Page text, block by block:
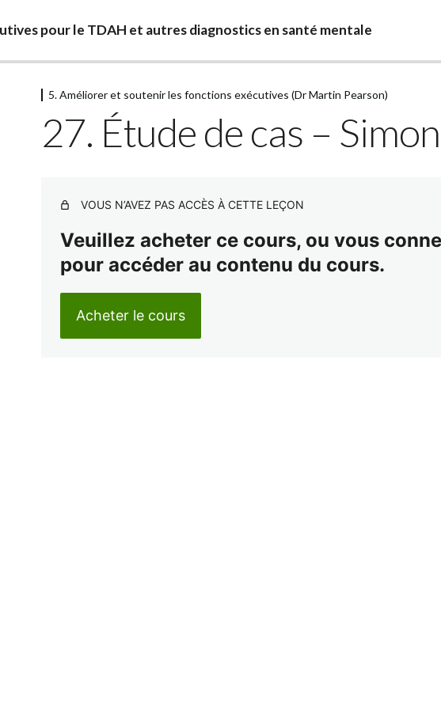
pour le TDAH et autres diagnostics en santé mentale
5. Améliorer et soutenir les fonctions exécutives (Dr Martin Pearson)
27. Étude de cas –
VOUS N’AVEZ PAS ACCÈS À CETTE LEÇON
Veuillez acheter ce cours, ou vous
pour accéder au contenu du cours.
Acheter le cours